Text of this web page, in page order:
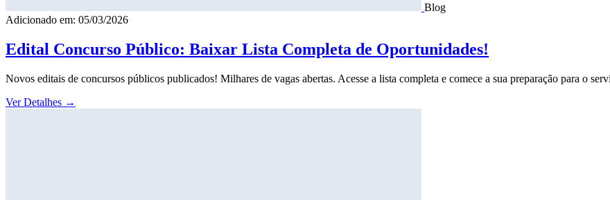
Blog
Adicionado em: 05/03/2026
Edital Concurso Público: Baixar Lista Completa de Oportunidades!
Novos editais de concursos públicos publicados! Milhares de vagas abertas. Acesse a lista completa e comece a sua preparação para o
Ver Detalhes →